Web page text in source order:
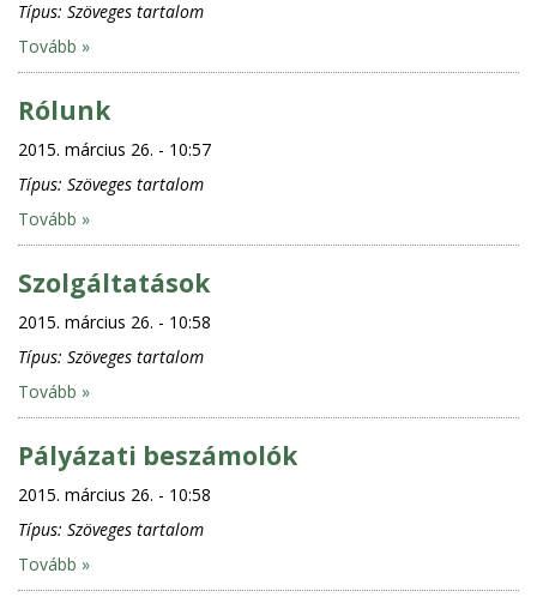
Típus: Szöveges tartalom
Tovább »
Rólunk
2015. március 26. - 10:57
Típus: Szöveges tartalom
Tovább »
Szolgáltatások
2015. március 26. - 10:58
Típus: Szöveges tartalom
Tovább »
Pályázati beszámolók
2015. március 26. - 10:58
Típus: Szöveges tartalom
Tovább »